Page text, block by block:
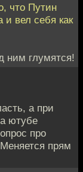
что Путин
и вел себя как
ним глумятся!
а при
ютубе
про
прям